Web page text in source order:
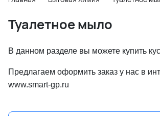
Туалетное мыло
В данном разделе вы можете купить
Предлагаем оформить заказ у нас в
www.smart-gp.ru